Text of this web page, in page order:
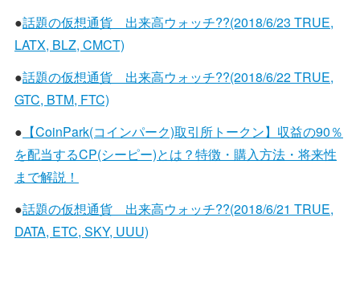
●話題の仮想通貨 出来高ウォッチ??(2018/6/23 TRUE,
LATX, BLZ, CMCT)
●話題の仮想通貨 出来高ウォッチ??(2018/6/22 TRUE,
GTC, BTM, FTC)
● 【CoinPark(コインパーク)取引所トークン】収益の90％
を配当するCP(シーピー)とは？特徴・購入方法・将来性
まで解説！
●話題の仮想通貨 出来高ウォッチ??(2018/6/21 TRUE,
DATA, ETC, SKY, UUU)